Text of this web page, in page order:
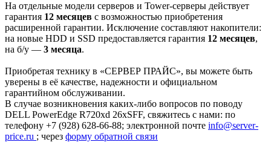
На отдельные модели серверов и Tower-серверы действует
гарантия 12 месяцев с возможностью приобретения
расширенной гарантии. Исключение составляют накопители:
на новые HDD и SSD предоставляется гарантия 12 месяцев,
на б/у — 3 месяца.
Приобретая технику в «СЕРВЕР ПРАЙС», вы можете быть
уверены в её качестве, надежности и официальном
гарантийном обслуживании.
В случае возникновения каких-либо вопросов по поводу
DELL PowerEdge R720xd 26xSFF, свяжитесь с нами: по
телефону +7 (928) 628-66-88; электронной почте info@server-
price.ru ; через форму обратной связи